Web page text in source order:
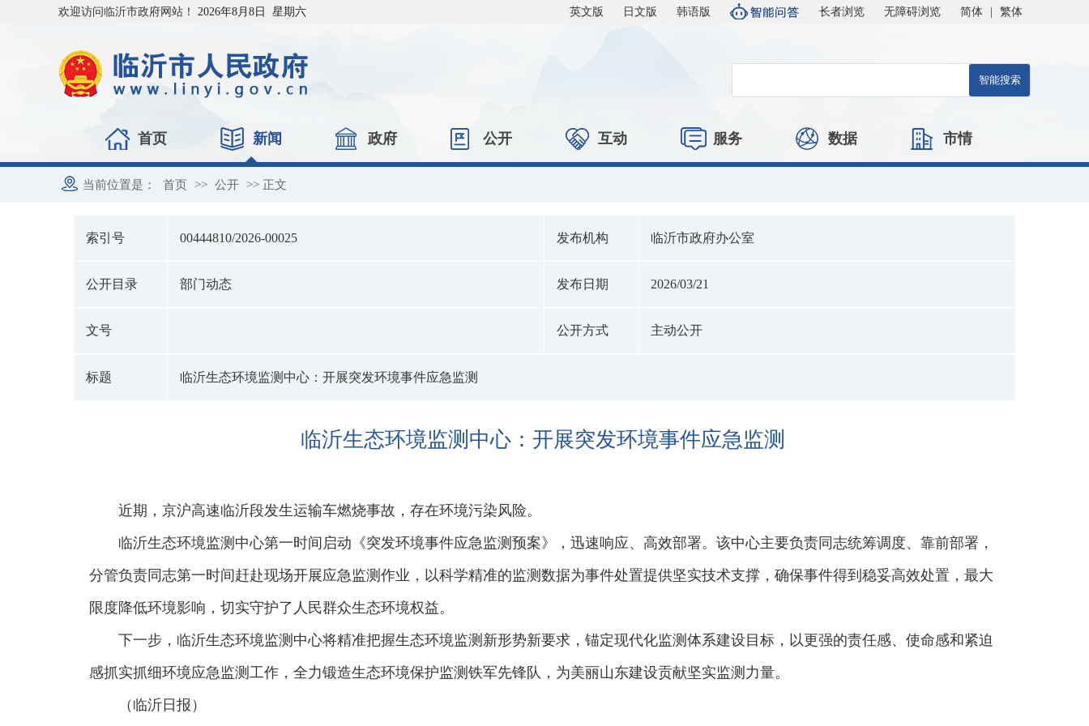
欢迎访问临沂市政府网站！ 2026年8月8日 星期六 英文版 日文版 韩语版 长者浏览 无障碍浏览 简体 繁体
首页 新闻 政府 公开 互动 服务 数据 市情
当前位置是： 首页 >> 公开 >> 正文
索引号 00444810/2026-00025 发布机构 临沂市政府办公室
公开目录 部门动态 发布日期 2026/03/21
文号 公开方式 主动公开
标题 临沂生态环境监测中心：开展突发环境事件应急监测
临沂生态环境监测中心：开展突发环境事件应急监测
近期，京沪高速临沂段发生运输车燃烧事故，存在环境污染风险。
临沂生态环境监测中心第一时间启动《突发环境事件应急监测预案》，迅速响应、高效部署。该中心主要负责同志统筹调度、靠前部署，
分管负责同志第一时间赶赴现场开展应急监测作业，以科学精准的监测数据为事件处置提供坚实技术支撑，确保事件得到稳妥高效处置，最大
限度降低环境影响，切实守护了人民群众生态环境权益。
下一步，临沂生态环境监测中心将精准把握生态环境监测新形势新要求，锚定现代化监测体系建设目标，以更强的责任感、使命感和紧迫
感抓实抓细环境应急监测工作，全力锻造生态环境保护监测铁军先锋队，为美丽山东建设贡献坚实监测力量。
（临沂日报）